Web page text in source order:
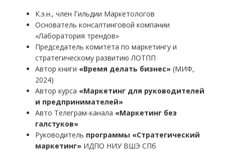
К.э.н., член Гильдии Маркетологов
Основатель консалтинговой компании
«Лаборатория трендов»
Председатель комитета по маркетингу и
стратегическому развитию ЛОТПП
Автор книги «Время делать бизнес» (МИФ,
2024)
Автор курса «Маркетинг для руководителей
и предпринимателей»
Авто Телеграм-канала «Маркетинг без
галстуков»
Руководитель программы «Стратегический
маркетинг» ИДПО НИУ ВШЭ СПб